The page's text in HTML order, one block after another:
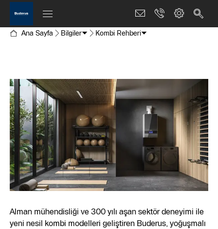
Ana Sayfa Bilgiler Kombi Rehberi
Alman mühendisliği ve 300 yılı aşan sektör deneyimi ile
yeni nesil kombi modelleri geliştiren Buderus, yoğuşmalı